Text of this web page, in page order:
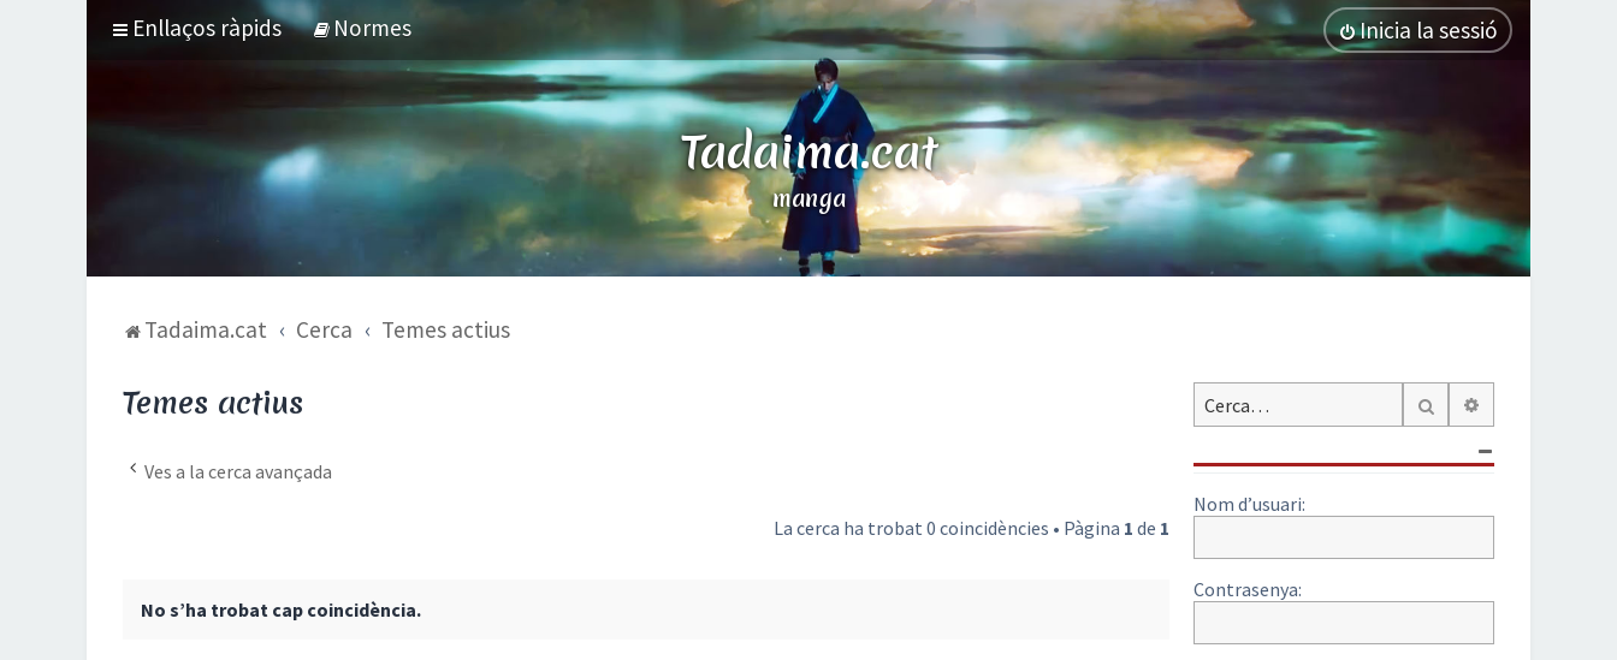
Enllaços ràpids Normes Inicia la sessió
Tadaima.cat
manga
Tadaima.cat Cerca Temes actius
Temes actius
Ves a la cerca avançada
La cerca ha trobat 0 coincidències • Pàgina 1 de 1
No s’ha trobat cap coincidència.
Cerca
Nom d’usuari:
Contrasenya: